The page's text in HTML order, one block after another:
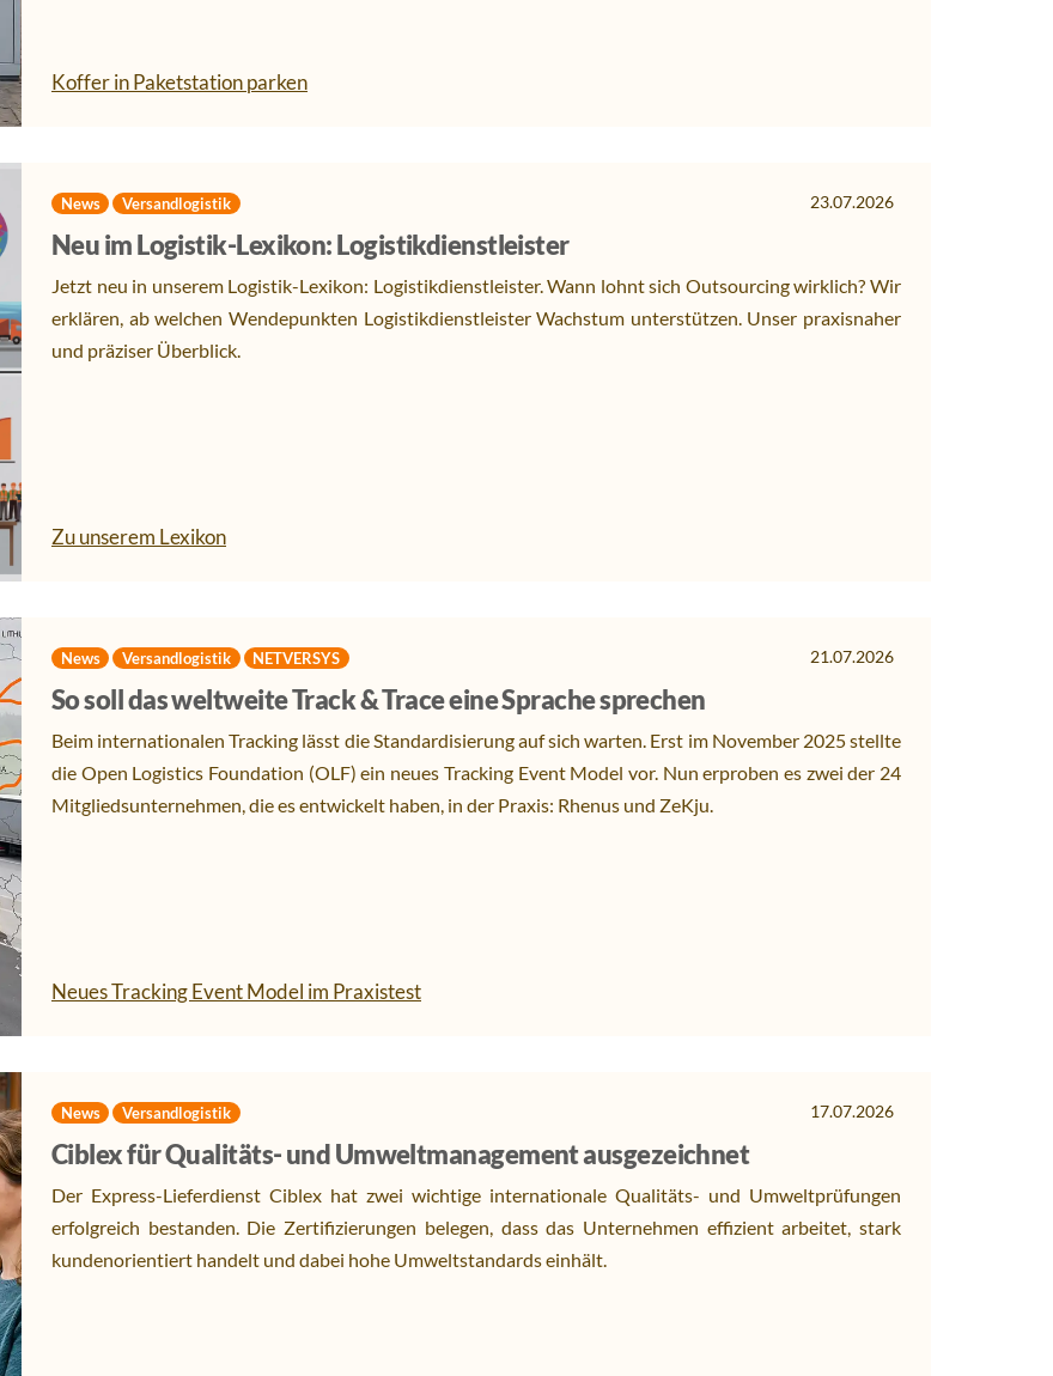
Koffer in Paketstation parken
News Versandlogistik 23.07.2026
Neu im Logistik-Lexikon: Logistikdienstleister
Jetzt neu in unserem Logistik-Lexikon: Logistikdienstleister. Wann lohnt sich Outsourcing wirklich? Wir
erklären, ab welchen Wendepunkten Logistikdienstleister Wachstum unterstützen. Unser praxisnaher
und präziser Überblick.
Zu unserem Lexikon
News Versandlogistik NETVERSYS 21.07.2026
So soll das weltweite Track & Trace eine Sprache sprechen
Beim internationalen Tracking lässt die Standardisierung auf sich warten. Erst im November 2025 stellte
die Open Logistics Foundation (OLF) ein neues Tracking Event Model vor. Nun erproben es zwei der 24
Mitgliedsunternehmen, die es entwickelt haben, in der Praxis: Rhenus und ZeKju.
Neues Tracking Event Model im Praxistest
News Versandlogistik 17.07.2026
Ciblex für Qualitäts- und Umweltmanagement ausgezeichnet
Der Express-Lieferdienst Ciblex hat zwei wichtige internationale Qualitäts- und Umweltprüfungen
erfolgreich bestanden. Die Zertifizierungen belegen, dass das Unternehmen effizient arbeitet, stark
kundenorientiert handelt und dabei hohe Umweltstandards einhält.